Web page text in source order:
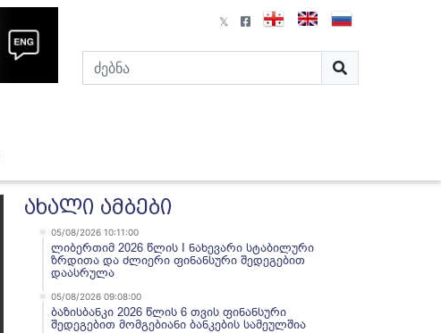
ახალი ამბები
05/08/2026 10:11:00
ლიბერთიმ 2026 წლის I ნახევარი სტაბილური
ზრდითა და ძლიერი ფინანსური შედეგებით
დაასრულა
05/08/2026 09:08:00
ბაზისბანკი 2026 წლის 6 თვის ფინანსური
შედეგებით მომგებიანი ბანკების სამეულშია